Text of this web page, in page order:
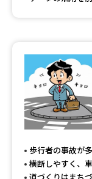
歩行者の事故が
横断しやすく、